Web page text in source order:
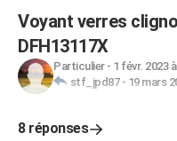
Voyant verres
DFH13117X
Particulier- 1 févr. 2023
stf_jpd87- 19 mars
8 réponses